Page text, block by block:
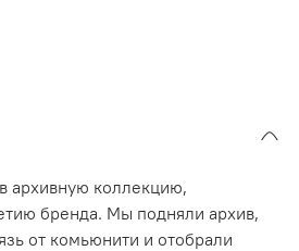
архивную коллекцию,
бренда. Мы подняли архив,
от комьюнити и отобрали